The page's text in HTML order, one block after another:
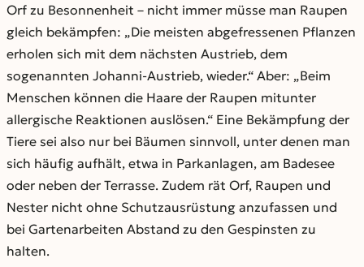
Orf zu Besonnenheit – nicht immer müsse man Raupen
gleich bekämpfen: „Die meisten abgefressenen Pflanzen
erholen sich mit dem nächsten Austrieb, dem
sogenannten Johanni-Austrieb, wieder.“ Aber: „Beim
Menschen können die Haare der Raupen mitunter
allergische Reaktionen auslösen.“ Eine Bekämpfung der
Tiere sei also nur bei Bäumen sinnvoll, unter denen man
sich häufig aufhält, etwa in Parkanlagen, am Badesee
oder neben der Terrasse. Zudem rät Orf, Raupen und
Nester nicht ohne Schutzausrüstung anzufassen und
bei Gartenarbeiten Abstand zu den Gespinsten zu
halten.